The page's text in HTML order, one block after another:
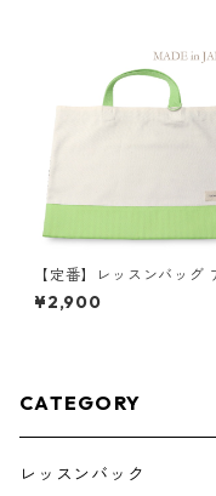
【定番】レッスンバッグ
プルグリーン×キナリ 縦
×横40cm
¥2,900
CATEGORY
レッスンバック